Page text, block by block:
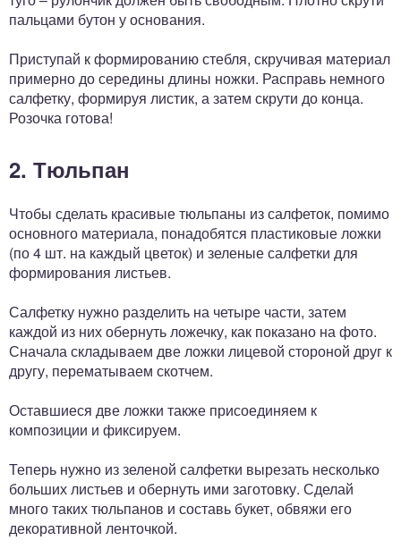
пальцами бутон у основания.
Приступай к формированию стебля, скручивая материал
примерно до середины длины ножки. Расправь немного
салфетку, формируя листик, а затем скрути до конца.
Розочка готова!
2. Тюльпан
Чтобы сделать красивые тюльпаны из салфеток, помимо
основного материала, понадобятся пластиковые ложки
(по 4 шт. на каждый цветок) и зеленые салфетки для
формирования листьев.
Салфетку нужно разделить на четыре части, затем
каждой из них обернуть ложечку, как показано на фото.
Сначала складываем две ложки лицевой стороной друг к
другу, перематываем скотчем.
Оставшиеся две ложки также присоединяем к
композиции и фиксируем.
Теперь нужно из зеленой салфетки вырезать несколько
больших листьев и обернуть ими заготовку. Сделай
много таких тюльпанов и составь букет, обвяжи его
декоративной ленточкой.